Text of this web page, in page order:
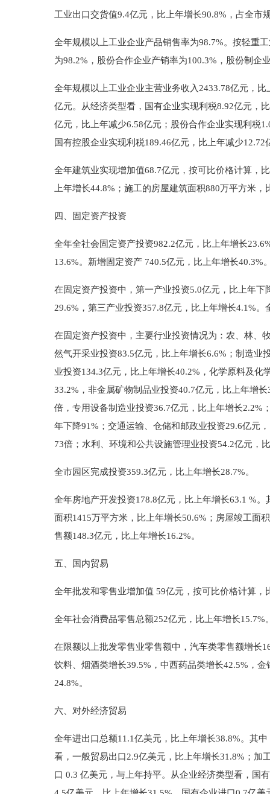
工业出口交货值9.4亿元，比上年增长90.8%，占全市
全年规模以上工业企业产品销售率为98.7%。按轻重
为98.2%，股份合作企业产销率为100.3%，股份制企
全年规模以上工业企业主营业务收入2433.78亿元，
亿元。从经济类型看，国有企业实现利税8.92亿元，
亿元，比上年减少6.58亿元；股份合作企业实现利税
国有控股企业实现利税189.46亿元，比上年减少12.72
全年建筑业实现增加值68.7亿元，按可比价格计算，
上年增长44.8%；施工的房屋建筑面积880万平方米，
四、固定资产投资
全年全社会固定资产投资982.2亿元，比上年增长
13.6%。新增固定资产 740.5亿元，比上年增长40.3%
在固定资产投资中，第一产业投资5.0亿元，比上年
29.6%，第三产业投资357.8亿元，比上年增长4.1%
在固定资产投资中，主要行业投资情况为：农、林、
然气开采业投资83.5亿元，比上年增长6.6%；制造业
业投资134.3亿元，比上年增长40.2%，化学原料及
33.2%，非金属矿物制品业投资40.7亿元，比上年增
倍，专用设备制造业投资36.7亿元，比上年增长2.2%
年下降91%；交通运输、仓储和邮政业投资29.6亿元
73倍；水利、环境和公共设施管理业投资54.2亿元，
全市园区完成投资359.3亿元，比上年增长28.7%。
全年房地产开发投资178.8亿元，比上年增长63.1 %
面积1415万平方米，比上年增长50.6%；房屋竣工面
售额148.3亿元，比上年增长16.2%。
五、国内贸易
全年批发和零售业增加值 59亿元，按可比价格计算，
全年社会消费品零售总额252亿元，比上年增长
在限额以上批发零售业零售额中，汽车类零售额增长
饮料、烟酒类增长39.5%，中西药品类增长42.5%，
24.8%。
六、对外经济贸易
全年进出口总额11.1亿美元，比上年增长38.8%。其
看，一般贸易出口2.9亿美元，比上年增长31.8%；加
口 0.3 亿美元，与上年持平。从企业经济类型看，国